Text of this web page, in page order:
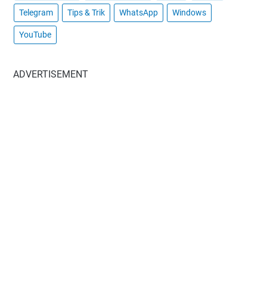
Telegram Tips & Trik WhatsApp Windows
YouTube
ADVERTISEMENT